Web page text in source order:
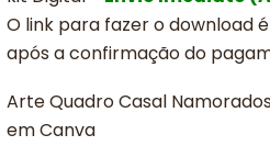
O link para fazer o download
após a confirmação do
Arte Quadro Casal
em Canva